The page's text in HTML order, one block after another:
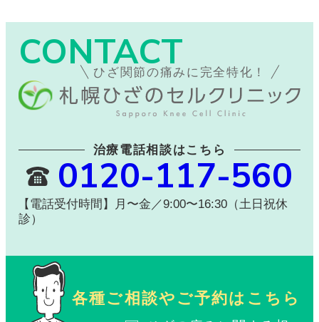
CONTACT
ひざ関節の痛みに完全特化！
治療電話相談はこちら
0120-117-560
【電話受付時間】月〜金／9:00〜16:30（土日祝休
診）
各種ご相談やご予約はこちら